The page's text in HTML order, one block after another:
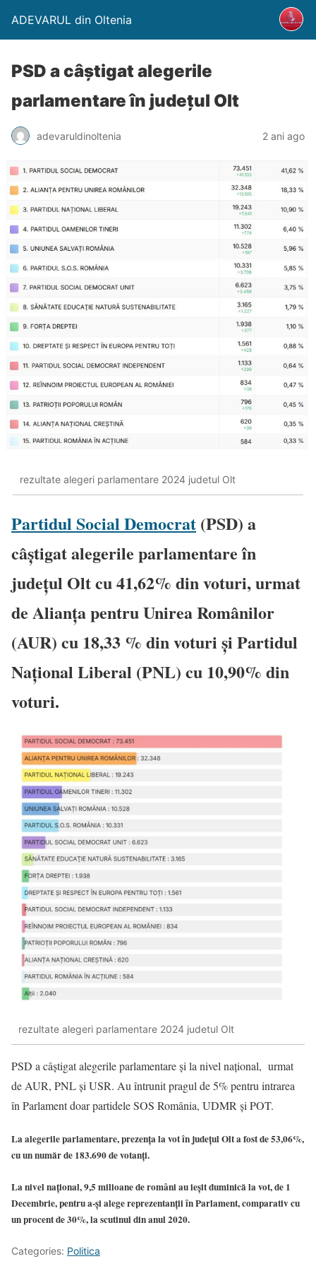
ADEVARUL din Oltenia
PSD a câștigat alegerile
parlamentare în județul Olt
adevaruldinoltenia 2 ani ago
rezultate alegeri parlamentare 2024 judetul Olt
Partidul Social Democrat (PSD) a
câștigat alegerile parlamentare în
județul Olt cu 41,62% din voturi, urmat
de Alianța pentru Unirea Românilor
(AUR) cu 18,33 % din voturi și Partidul
Național Liberal (PNL) cu 10,90% din
voturi.
rezultate alegeri parlamentare 2024 judetul Olt
PSD a câștigat alegerile parlamentare și la nivel național, urmat
de AUR, PNL și USR. Au întrunit pragul de 5% pentru intrarea
în Parlament doar partidele SOS România, UDMR și POT.
La alegerile parlamentare, prezenţa la vot în judeţul Olt a fost de 53,06%,
cu un număr de 183.690 de votanţi.
La nivel național, 9,5 milioane de români au ieșit duminică la vot, de 1
Decembrie, pentru a-și alege reprezentanții în Parlament, comparativ cu
un procent de 30%, la scutinul din anul 2020.
Categories: Politica